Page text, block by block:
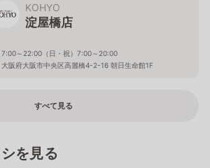
KOHYO
淀屋橋店
7:00～22:00（日・祝）7:00～20:00
大阪府大阪市中央区高麗橋4-2-16 朝日生命館1F
すべて見る
を見る